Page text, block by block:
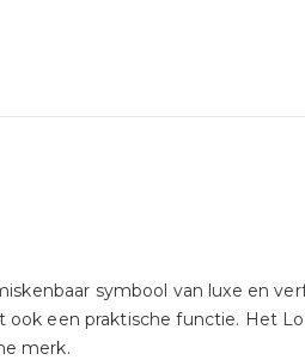
symbool van luxe en
een praktische functie. Het
merk.